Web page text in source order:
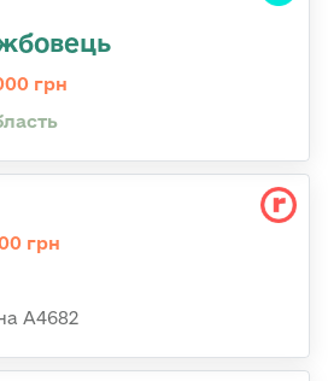
грн
грн
А4682